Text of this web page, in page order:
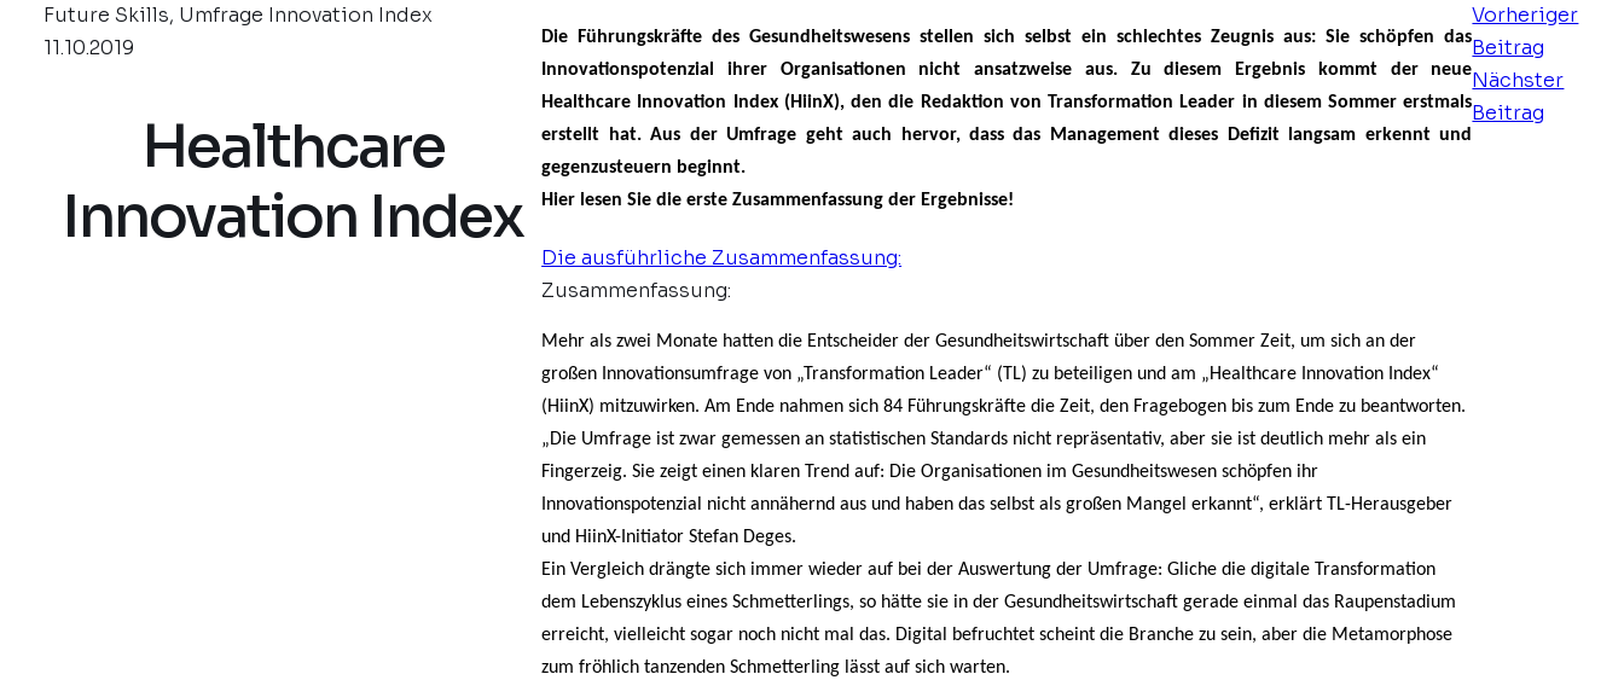
Future Skills, Umfrage Innovation Index
11.10.2019
Healthcare
Innovation Index
Die Führungskräfte des Gesundheitswesens stellen sich selbst ein schlechtes Zeugnis aus: Sie schöpfen das
Innovationspotenzial ihrer Organisationen nicht ansatzweise aus. Zu diesem Ergebnis kommt der neue
Healthcare Innovation Index (HiinX), den die Redaktion von Transformation Leader in diesem Sommer erstmals
erstellt hat. Aus der Umfrage geht auch hervor, dass das Management dieses Defizit langsam erkennt und
gegenzusteuern beginnt.
Hier lesen Sie die erste Zusammenfassung der Ergebnisse!
Die ausführliche Zusammenfassung:
Zusammenfassung:
Mehr als zwei Monate hatten die Entscheider der Gesundheitswirtschaft über den Sommer Zeit, um sich an der
großen Innovationsumfrage von „Transformation Leader“ (TL) zu beteiligen und am „Healthcare Innovation Index“
(HiinX) mitzuwirken. Am Ende nahmen sich 84 Führungskräfte die Zeit, den Fragebogen bis zum Ende zu beantworten.
„Die Umfrage ist zwar gemessen an statistischen Standards nicht repräsentativ, aber sie ist deutlich mehr als ein
Fingerzeig. Sie zeigt einen klaren Trend auf: Die Organisationen im Gesundheitswesen schöpfen ihr
Innovationspotenzial nicht annähernd aus und haben das selbst als großen Mangel erkannt“, erklärt TL-Herausgeber
und HiinX-Initiator Stefan Deges.
Ein Vergleich drängte sich immer wieder auf bei der Auswertung der Umfrage: Gliche die digitale Transformation
dem Lebenszyklus eines Schmetterlings, so hätte sie in der Gesundheitswirtschaft gerade einmal das Raupenstadium
erreicht, vielleicht sogar noch nicht mal das. Digital befruchtet scheint die Branche zu sein, aber die Metamorphose
zum fröhlich tanzenden Schmetterling lässt auf sich warten.
Vorheriger
Beitrag
Nächster
Beitrag